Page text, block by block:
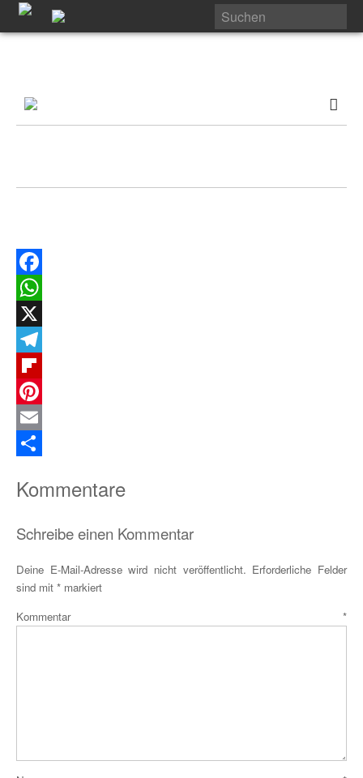
Facebook
WhatsApp
X
Telegram
Flipboard
Pinterest
Email
Kommentare
Schreibe einen Kommentar
Deine E-Mail-Adresse wird nicht veröffentlicht. Erforderliche Felder
sind mit * markiert
Kommentar *